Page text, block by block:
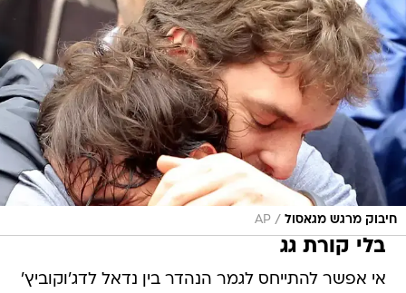
חיבוק מרגש מגאסול /
AP
בלי קורת גג
אי אפשר להתייחס לגמר הנהדר בין נדאל לדג'וקוביץ'